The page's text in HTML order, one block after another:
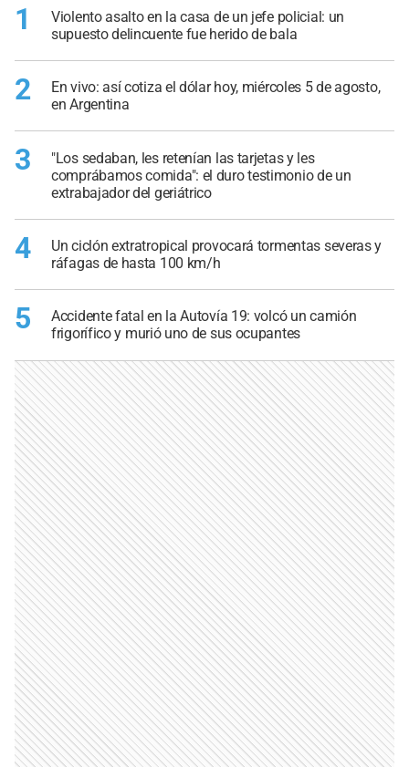
1
Violento asalto en la casa de un jefe policial: un
supuesto delincuente fue herido de bala
2
En vivo: así cotiza el dólar hoy, miércoles 5 de agosto,
en Argentina
3
"Los sedaban, les retenían las tarjetas y les
comprábamos comida": el duro testimonio de un
extrabajador del geriátrico
4
Un ciclón extratropical provocará tormentas severas y
ráfagas de hasta 100 km/h
5
Accidente fatal en la Autovía 19: volcó un camión
frigorífico y murió uno de sus ocupantes